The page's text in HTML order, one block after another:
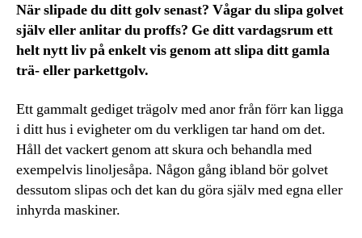
När slipade du ditt golv senast? Vågar du slipa golvet
själv eller anlitar du proffs? Ge ditt vardagsrum ett
helt nytt liv på enkelt vis genom att slipa ditt gamla
trä- eller parkettgolv.
Ett gammalt gediget trägolv med anor från förr kan ligga
i ditt hus i evigheter om du verkligen tar hand om det.
Håll det vackert genom att skura och behandla med
exempelvis linoljesåpa. Någon gång ibland bör golvet
dessutom slipas och det kan du göra själv med egna eller
inhyrda maskiner.